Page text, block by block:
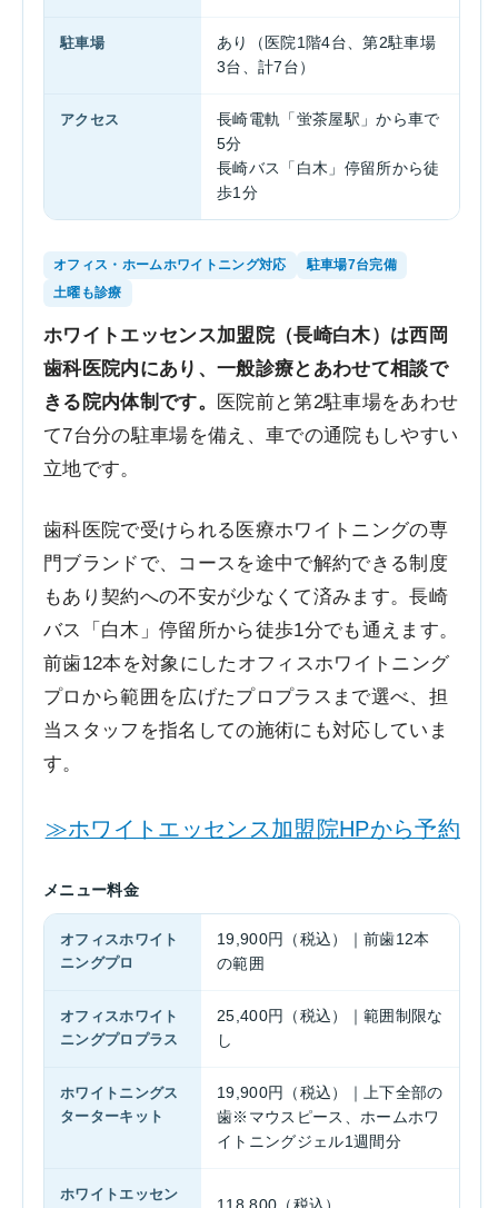
駐車場
あり（医院1階4台、第2駐車場
3台、計7台）
アクセス
長崎電軌「蛍茶屋駅」から車で
5分
長崎バス「白木」停留所から徒
歩1分
オフィス・ホームホワイトニング対応 駐車場7台完備
土曜も診療
ホワイトエッセンス加盟院（長崎白木）は西岡
歯科医院内にあり、一般診療とあわせて相談で
きる院内体制です。
医院前と第2駐車場をあわせ
て7台分の駐車場を備え、車での通院もしやすい
立地です。
歯科医院で受けられる医療ホワイトニングの専
門ブランドで、コースを途中で解約できる制度
もあり契約への不安が少なくて済みます。長崎
バス「白木」停留所から徒歩1分でも通えます。
前歯12本を対象にしたオフィスホワイトニング
プロから範囲を広げたプロプラスまで選べ、担
当スタッフを指名しての施術にも対応していま
す。
≫ホワイトエッセンス加盟院HPから予約
メニュー料金
オフィスホワイト
ニングプロ
19,900円（税込）｜前歯12本
の範囲
オフィスホワイト
ニングプロプラス
25,400円（税込）｜範囲制限な
し
ホワイトニングス
ターターキット
19,900円（税込）｜上下全部の
歯※マウスピース、ホームホワ
イトニングジェル1週間分
ホワイトエッセン